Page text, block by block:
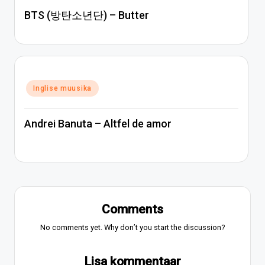
BTS (방탄소년단) – Butter
Posted
in
Inglise muusika
Andrei Banuta – Altfel de amor
Comments
No comments yet. Why don’t you start the discussion?
Lisa kommentaar